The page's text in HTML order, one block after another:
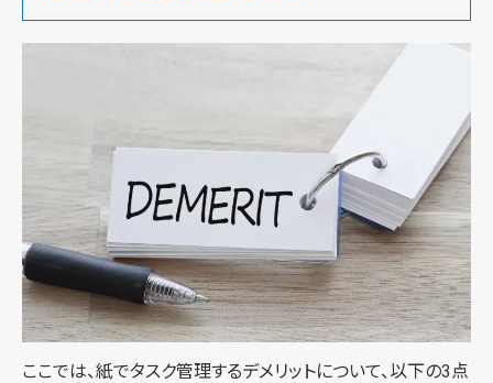
ここでは、紙でタスク管理するデメリットについて、以下の3点